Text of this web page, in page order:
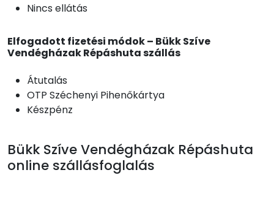
Nincs ellátás
Elfogadott fizetési módok – Bükk Szíve
Vendégházak Répáshuta szállás
Átutalás
OTP Széchenyi Pihenőkártya
Készpénz
Bükk Szíve Vendégházak Répáshuta
online szállásfoglalás